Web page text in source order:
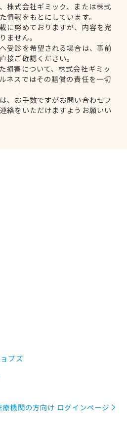
株式会社ギミック、または株式
情報をもとにしています。
に努めておりますが、内容を完
ません。
受診を希望される場合は、事前
接ご確認ください。
損害について、株式会社ギミッ
ネスではその賠償の責任を一切
、お手数ですがお問い合わせフ
絡をいただけますようお願いい
ブズ
療機関の方向け ログインページ